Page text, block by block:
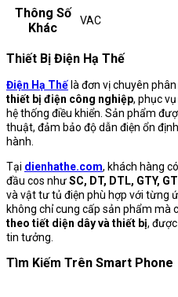
Thông Số
Khác
VAC
Thiết Bị Điện Hạ Thế
Điện Hạ Thế là đơn vị chuyên
thiết bị điện công nghiệp, phục
hệ thống điều khiển. Sản phẩm
thuật, đảm bảo độ dẫn điện ổn
hành.
Tại dienhathe.com, khách hàng
đầu cos nhưSC, DT, DTL, GTY,
và vật tư tủ điện phù hợp với từng
không chỉ cung cấp sản phẩm mà
theo tiết diện dây và thiết bị,
tin tưởng.
Tìm Kiếm Trên Smart Phone